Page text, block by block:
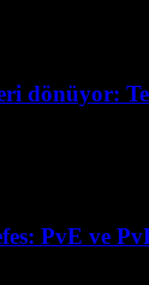
dönüyor:
PvE ve